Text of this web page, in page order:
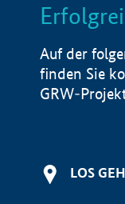
LISTE
Auf der
finden Sie
GRW-
LOS